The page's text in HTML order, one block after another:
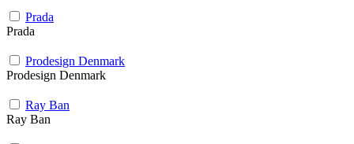
Prada
Prada
Prodesign Denmark
Prodesign Denmark
Ray Ban
Ray Ban